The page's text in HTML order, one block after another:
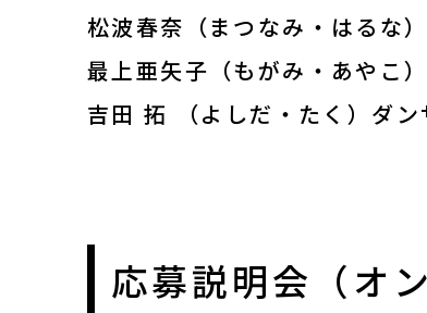
松波春奈（まつなみ・はるな
最上亜矢子（もがみ・あやこ
吉田 拓 （よしだ・たく）ダ
応募説明会（オ